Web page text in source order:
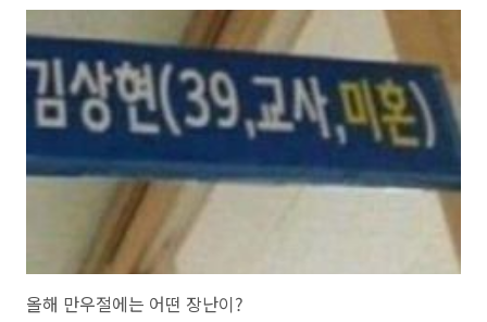
웃 블로거와 독자들이 유입되곤 했습니다. 출처 – 다음 뷰 블로그 페이스
북의 '좋아요' 이전에 손가락 추천 버튼의 대명사가 이런 메타 블로그들
이었습니다. 하지만 메타 블로그의 기능을 사실상 SNS의 공유하기 기능
이 대체하기 시작하면서 메타 블로그들은 거의 다 서비스를 종료했습니
다. 그와 함께 블로그가 가졌던 콘텐츠 파워와 소통의 힘이 급격하게
올해 만우절에는 어떤 장난이?